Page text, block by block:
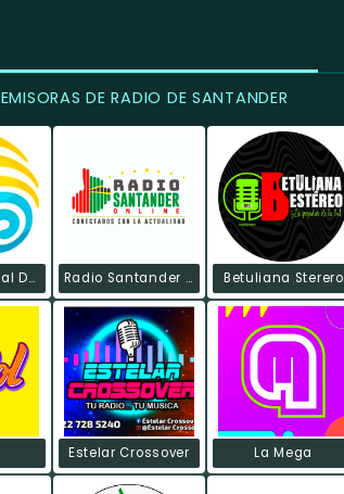
EMISORAS DE RADIO DE SANTANDER
Radio Nacional De Colombia Radio Santander On Line Betuliana Sterero
Estelar Crossover La Mega